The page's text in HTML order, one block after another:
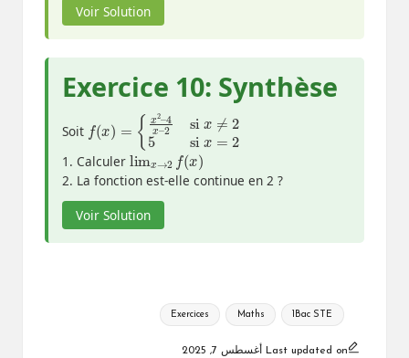
Voir Solution
Exercice 10: Synthèse
Soit
(x = – 4x–
2si x 5six=
1. Calculer
limx 2f(x
)
2. La fonction est-elle continue en 2 ?
Voir Solution
Tags:
Exercices Maths 1Bac STE
Last updated on أغسطس 7, 2025